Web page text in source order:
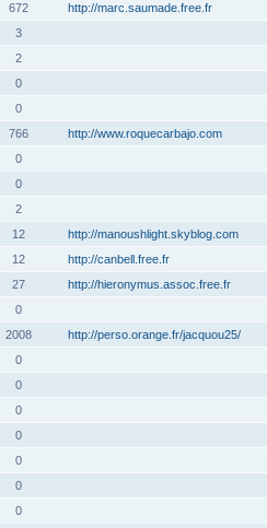
672 http://marc.saumade.free.fr
3
2
0
0
766 http://www.roquecarbajo.com
0
0
2
12 http://manoushlight.skyblog.com
12 http://canbell.free.fr
27 http://hieronymus.assoc.free.fr
0
2008 http://perso.orange.fr/jacquou25/
0
0
0
0
0
0
0